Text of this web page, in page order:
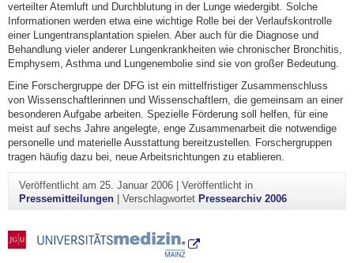
verteilter Atemluft und Durchblutung in der Lunge wiedergibt. Solche
Informationen werden etwa eine wichtige Rolle bei der Verlaufskontrolle
einer Lungentransplantation spielen. Aber auch für die Diagnose und
Behandlung vieler anderer Lungenkrankheiten wie chronischer Bronchitis,
Emphysem, Asthma und Lungenembolie sind sie von großer Bedeutung.
Eine Forschergruppe der DFG ist ein mittelfristiger Zusammenschluss
von Wissenschaftlerinnen und Wissenschaftlern, die gemeinsam an einer
besonderen Aufgabe arbeiten. Spezielle Förderung soll helfen, für eine
meist auf sechs Jahre angelegte, enge Zusammenarbeit die notwendige
personelle und materielle Ausstattung bereitzustellen. Forschergruppen
tragen häufig dazu bei, neue Arbeitsrichtungen zu etablieren.
Veröffentlicht am 25. Januar 2006| Veröffentlicht in
Pressemitteilungen| Verschlagwortet Pressearchiv 2006